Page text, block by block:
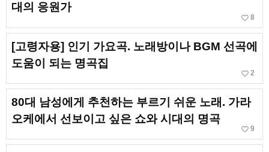
대의 응원가
favorite_border 8
[고령자용] 인기 가요곡. 노래방이나 BGM 선곡에
도움이 되는 명곡집
favorite_border 2
80대 남성에게 추천하는 부르기 쉬운 노래. 가라
오케에서 선보이고 싶은 쇼와 시대의 명곡
favorite_border 9